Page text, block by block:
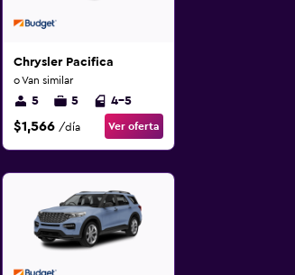
Chrysler Pacifica
o Van similar
5 5 4-5
$1,566 /día Ver oferta